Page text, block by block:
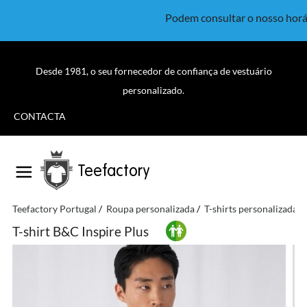
Podem consultar o nosso
Desde 1981, o seu fornecedor de confiança de vestuário
personalizado.
CONTACTA
Teefactory
Teefactory Portugal Roupa personalizada T-shirts personalizadas
T-shirt B&C Inspire Plus